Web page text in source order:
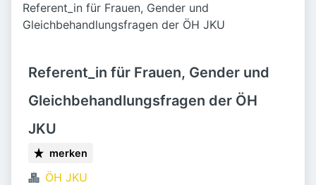
Referent_in für Frauen, Gender und
Gleichbehandlungsfragen der ÖH JKU
Referent_in für Frauen, Gender und
Gleichbehandlungsfragen der ÖH
JKU
merken
ÖH JKU